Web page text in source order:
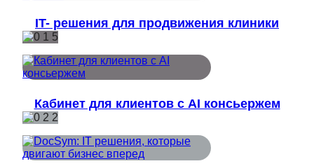
IT- решения для продвижения клиники
Кабинет для клиентов с AI консьержем